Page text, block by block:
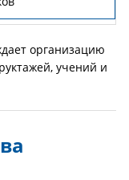
организацию
учений и